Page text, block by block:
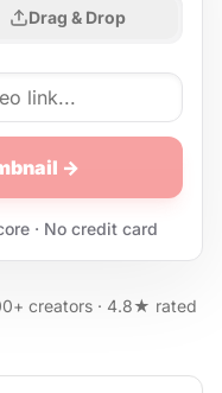
Drag & Drop
→
· No credit card
creators · 4.8★ rated